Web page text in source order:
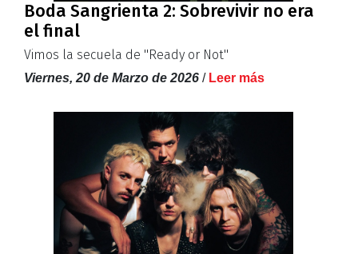
Boda Sangrienta 2: Sobrevivir no era
el final
Vimos la secuela de ''Ready or Not''
Viernes, 20 de Marzo de 2026 / Leer más